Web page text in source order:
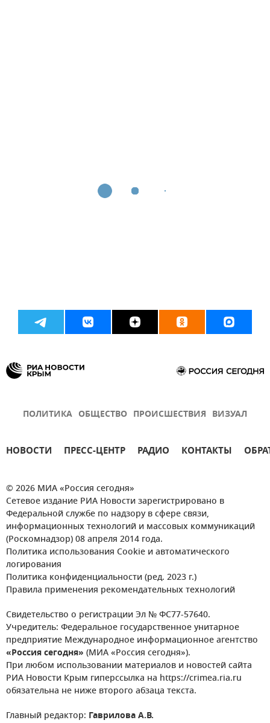
ПОЛИТИКА ОБЩЕСТВО ПРОИСШЕСТВИЯ ВИЗУАЛ
НОВОСТИ ПРЕСС-ЦЕНТР РАДИО КОНТАКТЫ
© 2026 МИА «Россия сегодня»
Сетевое издание РИА Новости зарегистрировано в
Федеральной службе по надзору в сфере связи,
информационных технологий и массовых коммуникаций
(Роскомнадзор) 08 апреля 2014 года.
Политика использования Cookie и автоматического
логирования
Политика конфиденциальности (ред. 2023 г.)
Правила применения рекомендательных технологий
Свидетельство о регистрации Эл № ФС77-57640.
Учредитель: Федеральное государственное унитарное
предприятие Международное информационное агентство
«Россия сегодня» (МИА «Россия сегодня»).
При любом использовании материалов и новостей сайта
РИА Новости Крым гиперссылка на https://crimea.ria.ru
обязательна не ниже второго абзаца текста.
Главный редактор: Гаврилова А.В.